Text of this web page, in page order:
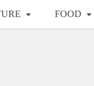
FOOD